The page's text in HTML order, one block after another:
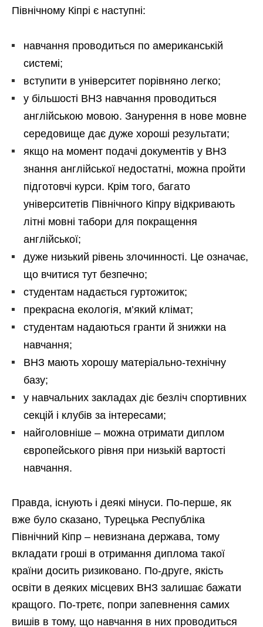
Північному Кіпрі є наступні:
навчання проводиться по американській
системі;
вступити в університет порівняно легко;
у більшості ВНЗ навчання проводиться
англійською мовою. Занурення в нове мовне
середовище дає дуже хороші результати;
якщо на момент подачі документів у ВНЗ
знання англійської недостатні, можна пройти
підготовчі курси. Крім того, багато
університетів Північного Кіпру відкривають
літні мовні табори для покращення
англійської;
дуже низький рівень злочинності. Це означає,
що вчитися тут безпечно;
студентам надається гуртожиток;
прекрасна екологія, м’який клімат;
студентам надаються гранти й знижки на
навчання;
ВНЗ мають хорошу матеріально-технічну
базу;
у навчальних закладах діє безліч спортивних
секцій і клубів за інтересами;
найголовніше – можна отримати диплом
європейського рівня при низькій вартості
навчання.
Правда, існують і деякі мінуси. По-перше, як
вже було сказано, Турецька Республіка
Північний Кіпр – невизнана держава, тому
вкладати гроші в отримання диплома такої
країни досить ризиковано. По-друге, якість
освіти в деяких місцевих ВНЗ залишає бажати
кращого. По-третє, попри запевнення самих
вишів в тому, що навчання в них проводиться